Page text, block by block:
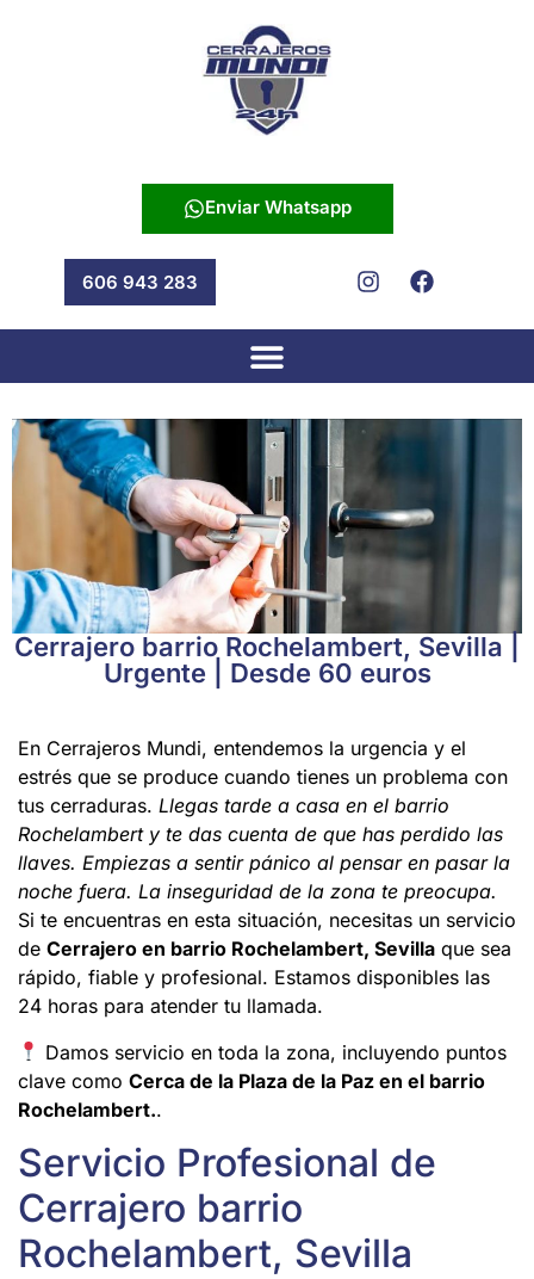
Enviar Whatsapp
606 943 283
Cerrajero barrio Rochelambert, Sevilla |
Urgente | Desde 60 euros
En Cerrajeros Mundi, entendemos la urgencia y el
estrés que se produce cuando tienes un problema con
tus cerraduras. Llegas tarde a casa en el barrio
Rochelambert y te das cuenta de que has perdido las
llaves. Empiezas a sentir pánico al pensar en pasar la
noche fuera. La inseguridad de la zona te preocupa.
Si te encuentras en esta situación, necesitas un servicio
de Cerrajero en barrio Rochelambert, Sevilla que sea
rápido, fiable y profesional. Estamos disponibles las
24 horas para atender tu llamada.
Damos servicio en toda la zona, incluyendo puntos
clave como Cerca de la Plaza de la Paz en el barrio
Rochelambert..
Servicio Profesional de
Cerrajero barrio
Rochelambert, Sevilla